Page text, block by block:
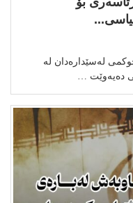
لەسێدارەدان لە
دەیەوێت …